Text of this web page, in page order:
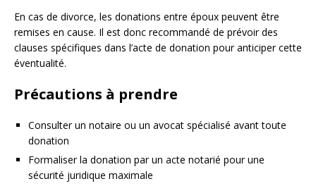
En cas de divorce, les donations entre époux peuvent être
remises en cause. Il est donc recommandé de prévoir des
clauses spécifiques dans l’acte de donation pour anticiper cette
éventualité.
Précautions à prendre
Consulter un notaire ou un avocat spécialisé avant toute
donation
Formaliser la donation par un acte notarié pour une
sécurité juridique maximale